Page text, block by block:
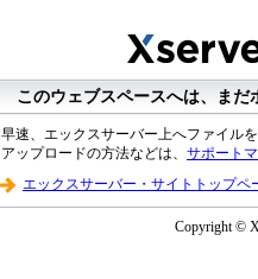
このウェブスペースへは、ま
早速、エックスサーバー上へファイル
アップロードの方法などは、 サポート
エックスサーバー・サイトトップペ
Copyright ©